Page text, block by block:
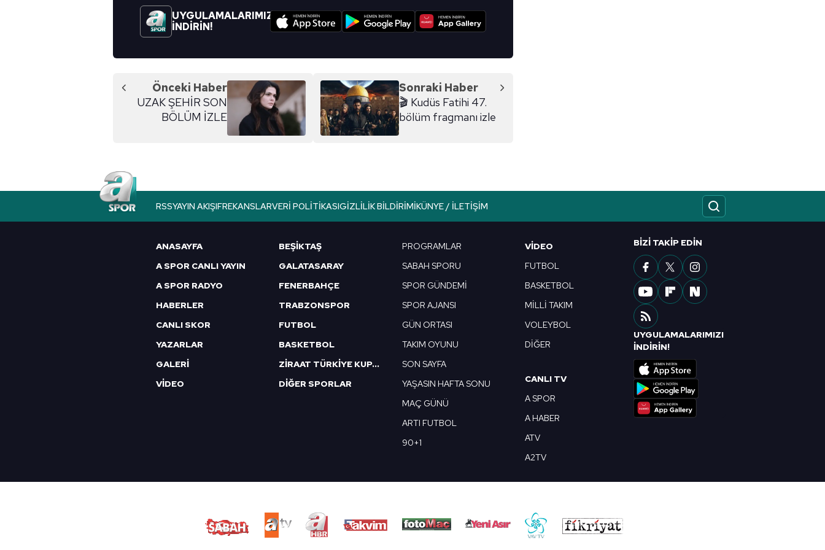
UYGULAMALARIMIZI
İNDİRİN!
Önceki Haber
UZAK ŞEHİR SON
BÖLÜM İZLE
Sonraki Haber
🎬 Kudüs Fatihi 47.
bölüm fragmanı izle
RSSYAYIN AKIŞIFREKANSLARVERI POLITIKASIGIZLILIK BILDIRIMIKÜNYE / İLETIŞIM
ANASAYFA
A SPOR CANLI YAYIN
A SPOR RADYO
HABERLER
CANLI SKOR
YAZARLAR
GALERİ
VİDEO
BEŞİKTAŞ
GALATASARAY
FENERBAHÇE
TRABZONSPOR
FUTBOL
BASKETBOL
ZİRAAT TÜRKİYE KUPASI
DİĞER SPORLAR
PROGRAMLAR
SABAH SPORU
SPOR GÜNDEMİ
SPOR AJANSI
GÜN ORTASI
TAKIM OYUNU
SON SAYFA
YAŞASIN HAFTA SONU
MAÇ GÜNÜ
ARTI FUTBOL
90+1
VIDEO
FUTBOL
BASKETBOL
MİLLİ TAKIM
VOLEYBOL
DİĞER
CANLI TV
A SPOR
A HABER
ATV
A2TV
BIZI TAKIP EDIN
UYGULAMALARIMIZI
İNDİRİN!